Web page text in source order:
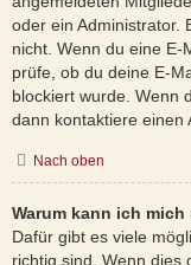
oder ein Administrator.
nicht. Wenn du eine E-
prüfe, ob du deine E-
blockiert wurde. Wenn
dann kontaktiere einen
Nach oben
Warum kann ich
Dafür gibt es viele
richtig sind. Wenn dies